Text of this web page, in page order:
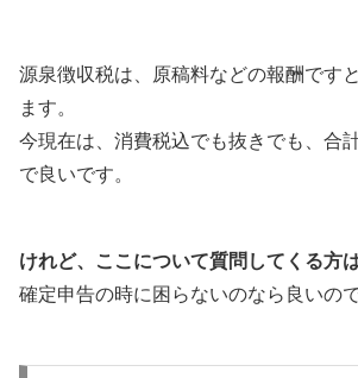
源泉徴収税は、原稿料などの報酬です
ます。
今現在は、消費税込でも抜きでも、合
で良いです。
けれど、ここについて質問してくる方
確定申告の時に困らないのなら良いので